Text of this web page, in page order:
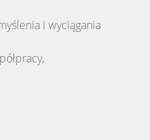
i wyciągania